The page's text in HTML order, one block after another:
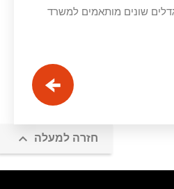
שונים מותאמים למשרד
חזרה למעלה